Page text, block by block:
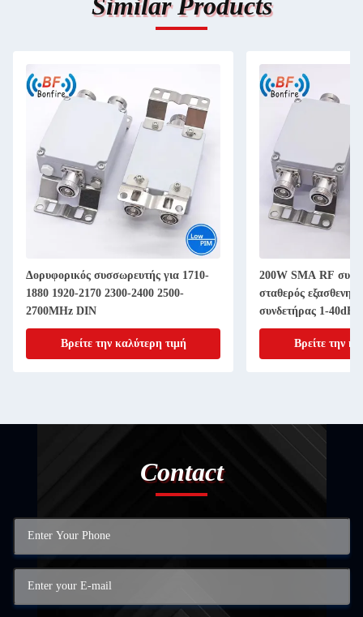
Δορυφορικός συσσωρευτής για 1710-
1880 1920-2170 2300-2400 2500-
2700MHz DIN
Βρείτε την καλύτερη τιμή
200W SMA RF
σταθερός
συνδετήρας 1-40dB
Βρείτε την
Contact